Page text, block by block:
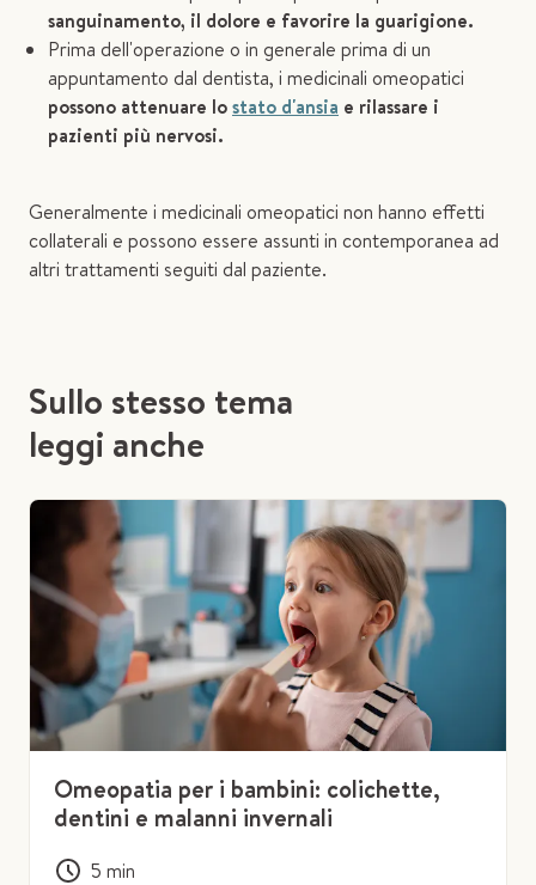
sanguinamento, il dolore e favorire la guarigione.
Prima dell'operazione o in generale prima di un
appuntamento dal dentista, i medicinali omeopatici
possono attenuare lostato d'ansia e rilassare i
pazienti più nervosi.
Generalmente i medicinali omeopatici non hanno effetti
collaterali e possono essere assunti in contemporanea ad
altri trattamenti seguiti dal paziente.
Sullo stesso tema
leggi anche
Omeopatia per i bambini: colichette,
dentini e malanni invernali
5 min